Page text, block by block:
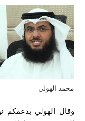
محمد الهولي
وقال الهولي بدعمكم